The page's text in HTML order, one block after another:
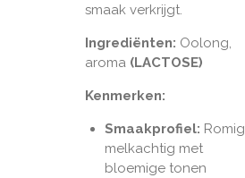
smaak verkrijgt.
Ingrediënten: Oolong,
aroma (LACTOSE)
Kenmerken:
Smaakprofiel: Romig,
melkachtig met
bloemige tonen